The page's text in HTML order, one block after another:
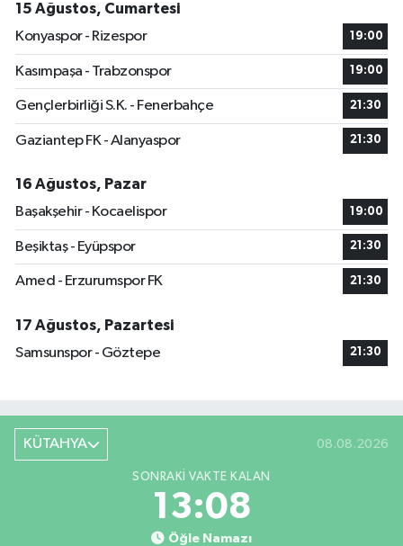
15 Ağustos, Cumartesi
Konyaspor - Rizespor
19:00
Kasımpaşa - Trabzonspor 19:00
Gençlerbirliği S.K. - Fenerbahçe 21:30
Gaziantep FK - Alanyaspor 21:30
16 Ağustos, Pazar
Başakşehir - Kocaelispor
19:00
Beşiktaş - Eyüpspor 21:30
Amed - Erzurumspor FK 21:30
17 Ağustos, Pazartesi
Samsunspor - Göztepe
21:30
KÜTAHYA 08.08.2026
SONRAKI VAKTE KALAN
13:08
Öğle Namazı